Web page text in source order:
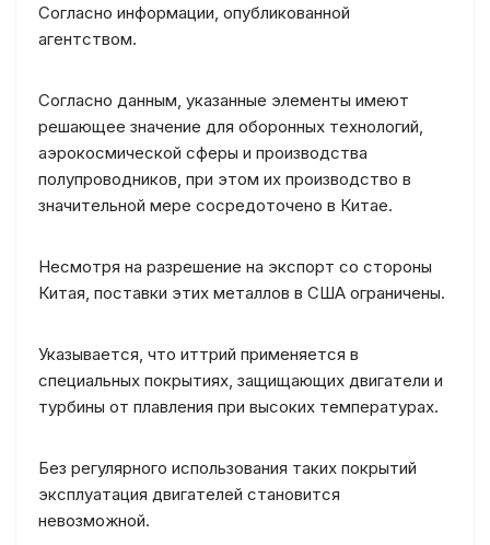
Согласно информации, опубликованной
агентством.
Согласно данным, указанные элементы имеют
решающее значение для оборонных технологий,
аэрокосмической сферы и производства
полупроводников, при этом их производство в
значительной мере сосредоточено в Китае.
Несмотря на разрешение на экспорт со стороны
Китая, поставки этих металлов в США ограничены.
Указывается, что иттрий применяется в
специальных покрытиях, защищающих двигатели и
турбины от плавления при высоких температурах.
Без регулярного использования таких покрытий
эксплуатация двигателей становится
невозможной.